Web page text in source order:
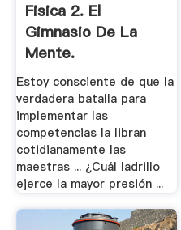
Fisica 2. El
Gimnasio De La
Mente.
Competencias .
Estoy consciente de que la
verdadera batalla para
implementar las
competencias la libran
cotidianamente las
maestras ... ¿Cuál ladrillo
ejerce la mayor presión ...